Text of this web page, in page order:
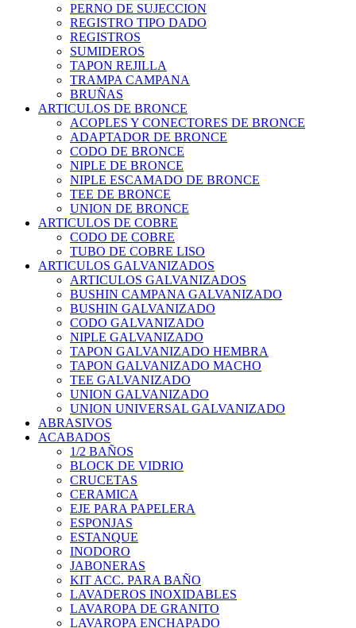
PERNO DE SUJECCION
REGISTRO TIPO DADO
REGISTROS
SUMIDEROS
TAPON REJILLA
TRAMPA CAMPANA
BRUÑAS
ARTICULOS DE BRONCE
ACOPLES Y CONECTORES DE BRONCE
ADAPTADOR DE BRONCE
CODO DE BRONCE
NIPLE DE BRONCE
NIPLE ESCAMADO DE BRONCE
TEE DE BRONCE
UNION DE BRONCE
ARTICULOS DE COBRE
CODO DE COBRE
TUBO DE COBRE LISO
ARTICULOS GALVANIZADOS
ARTICULOS GALVANIZADOS
BUSHIN CAMPANA GALVANIZADO
BUSHIN GALVANIZADO
CODO GALVANIZADO
NIPLE GALVANIZADO
TAPON GALVANIZADO HEMBRA
TAPON GALVANIZADO MACHO
TEE GALVANIZADO
UNION GALVANIZADO
UNION UNIVERSAL GALVANIZADO
ABRASIVOS
ACABADOS
1/2 BAÑOS
BLOCK DE VIDRIO
CRUCETAS
CERAMICA
EJE PARA PAPELERA
ESPONJAS
ESTANQUE
INODORO
JABONERAS
KIT ACC. PARA BAÑO
LAVADEROS INOXIDABLES
LAVAROPA DE GRANITO
LAVAROPA ENCHAPADO